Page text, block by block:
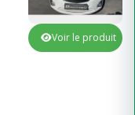
Voir le produit